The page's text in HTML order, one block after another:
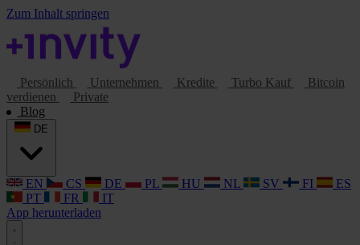
Zum Inhalt springen
Persönlich Unternehmen Kredite Turbo Kauf
Bitcoin
verdienen
Private
Blog
EN CS DE PL HU NL SV FI
ES
PT
FR
IT
App herunterladen